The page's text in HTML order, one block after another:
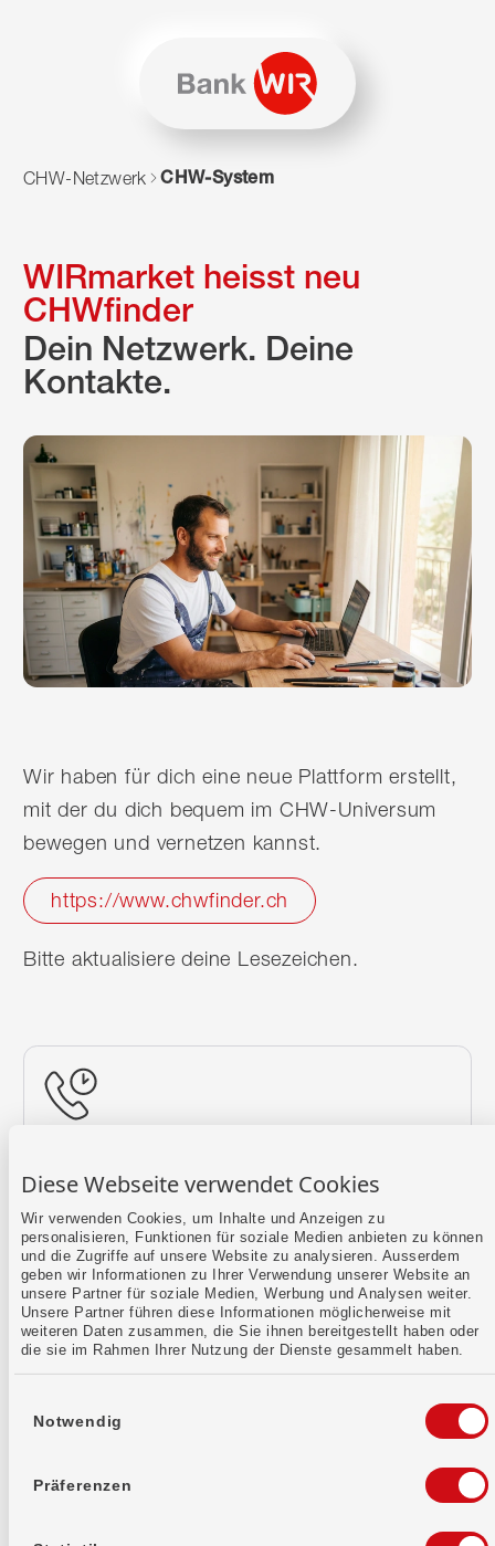
Diese Webseite verwendet Cookies
Wir verwenden Cookies, um Inhalte und Anzeigen zu
personalisieren, Funktionen für soziale Medien anbieten zu können
und die Zugriffe auf unsere Website zu analysieren. Ausserdem
geben wir Informationen zu Ihrer Verwendung unserer Website an
unsere Partner für soziale Medien, Werbung und Analysen weiter.
Unsere Partner führen diese Informationen möglicherweise mit
weiteren Daten zusammen, die Sie ihnen bereitgestellt haben oder
die sie im Rahmen Ihrer Nutzung der Dienste gesammelt haben.
Notwendig
Präferenzen
Zum Navigieren dieser Seite wird JavaScript benötigt.
CHW-Netzwerk CHW-System
WIRmarket heisst neu
CHWfinder
Dein Netzwerk. Deine
Kontakte.
Wir haben für dich eine neue Plattform erstellt,
mit der du dich bequem im CHW-Universum
bewegen und vernetzen kannst.
https://www.chwfinder.ch
Bitte aktualisiere deine Lesezeichen.
Mehr erfahren
Kontaktformular